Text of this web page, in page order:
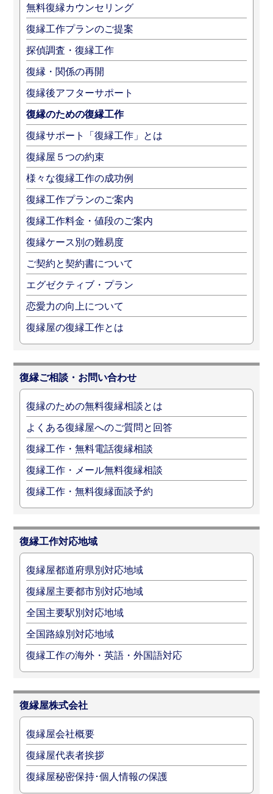
無料復縁カウンセリング
復縁工作プランのご提案
探偵調査・復縁工作
復縁・関係の再開
復縁後アフターサポート
復縁のための復縁工作
復縁サポート「復縁工作」とは
復縁屋５つの約束
様々な復縁工作の成功例
復縁工作プランのご案内
復縁工作料金・値段のご案内
復縁ケース別の難易度
ご契約と契約書について
エグゼクティブ・プラン
恋愛力の向上について
復縁屋の復縁工作とは
復縁ご相談・お問い合わせ
復縁のための無料復縁相談とは
よくある復縁屋へのご質問と回答
復縁工作・無料電話復縁相談
復縁工作・メール無料復縁相談
復縁工作・無料復縁面談予約
復縁工作対応地域
復縁屋都道府県別対応地域
復縁屋主要都市別対応地域
全国主要駅別対応地域
全国路線別対応地域
復縁工作の海外・英語・外国語対応
復縁屋株式会社
復縁屋会社概要
復縁屋代表者挨拶
復縁屋秘密保持･個人情報の保護